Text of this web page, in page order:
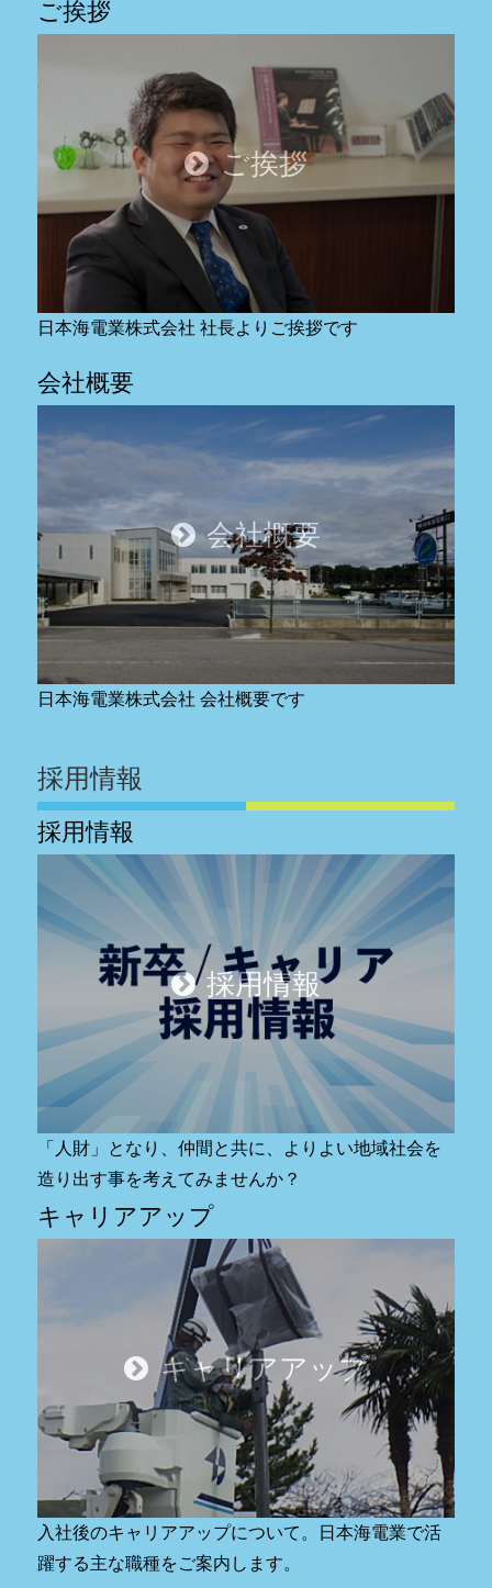
ご挨拶
ご挨拶
日本海電業株式会社 社長よりご挨拶です
会社概要
会社概要
日本海電業株式会社 会社概要です
採用情報
採用情報
採用情報
「人財」となり、仲間と共に、よりよい地域社会を
造り出す事を考えてみませんか？
キャリアアップ
キャリアアップ
入社後のキャリアアップについて。日本海電業で活
躍する主な職種をご案内します。